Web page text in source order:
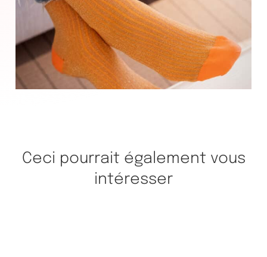
Ceci pourrait également vous
intéresser